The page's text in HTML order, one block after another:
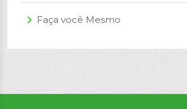
arrow_forward_ios Faça você Mesmo